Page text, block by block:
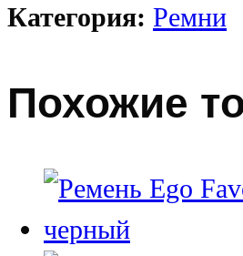
Категория: Ремни
Похожие